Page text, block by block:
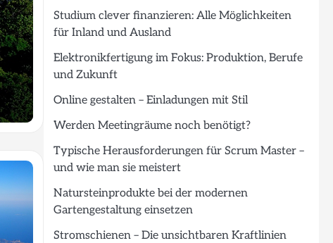
Studium clever finanzieren: Alle Möglichkeiten
für Inland und Ausland
Elektronikfertigung im Fokus: Produktion, Berufe
und Zukunft
Online gestalten – Einladungen mit Stil
Werden Meetingräume noch benötigt?
Typische Herausforderungen für Scrum Master –
und wie man sie meistert
Natursteinprodukte bei der modernen
Gartengestaltung einsetzen
Stromschienen – Die unsichtbaren Kraftlinien